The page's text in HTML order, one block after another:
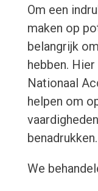
Om een
maken op
belangrijk
hebben.
Nationaal
helpen om
benadrukken.
We